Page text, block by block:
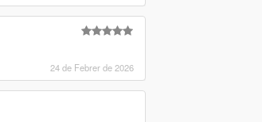
24 de Febrer de 2026